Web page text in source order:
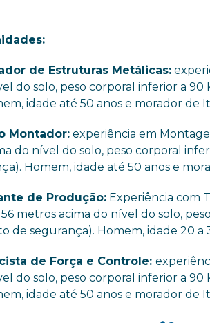
de Estruturas Metálicas:
do solo, peso corporal inferior a
idade até 50 anos e morador de
Montador: experiência em
do nível do solo, peso corporal
Homem, idade até 50 anos e
de Produção: Experiência com
metros acima do nível do solo,
de segurança). Homem, idade 20 a
de Força e Controle:
do solo, peso corporal inferior a
idade até 50 anos e morador de